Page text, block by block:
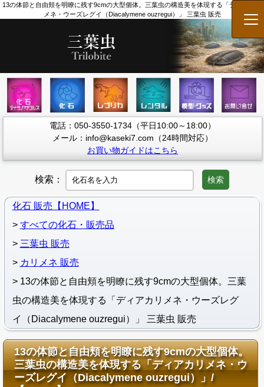
13の体節と自由頬を明瞭に残す9cmの大型個体。三葉虫の構造美を体現する「ディアカリ
メネ・ウーズレグイ（Diacalymene ouzregui）」 三葉虫 販売
メ
電話：050-3550-1734（平日10:00～18:00）
メール：info@kaseki7.com（24時間対応）
お買い物ガイドはこちら
検索： 検索
化石 販売【HOME】
すべての化石・販売品
三葉虫 販売
カリメネ 販売
13の体節と自由頬を明瞭に残す9cmの大型個体。三葉
虫の構造美を体現する「ディアカリメネ・ウーズレグ
イ（Diacalymene ouzregui）」 三葉虫 販売
13の体節と自由頬を明瞭に残す9cmの大型個体。
三葉虫の構造美を体現する「ディアカリメネ・ウ
ーズレグイ（Diacalymene ouzregui）」/